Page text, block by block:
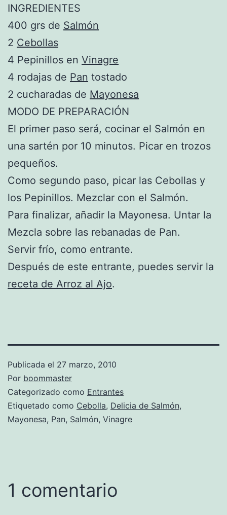
INGREDIENTES
400 grs de Salmón
2 Cebollas
4 Pepinillos en Vinagre
4 rodajas de Pan tostado
2 cucharadas de Mayonesa
MODO DE PREPARACIÓN
El primer paso será, cocinar el Salmón en
una sartén por 10 minutos. Picar en trozos
pequeños.
Como segundo paso, picar las Cebollas y
los Pepinillos. Mezclar con el Salmón.
Para finalizar, añadir la Mayonesa. Untar la
Mezcla sobre las rebanadas de Pan.
Servir frío, como entrante.
Después de este entrante, puedes servir la
receta de Arroz al Ajo.
Publicada el 27 marzo, 2010
Por boommaster
Categorizado como Entrantes
Etiquetado como Cebolla, Delicia de Salmón,
Mayonesa, Pan, Salmón, Vinagre
1 comentario